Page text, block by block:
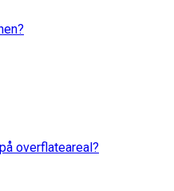
overflateareal?